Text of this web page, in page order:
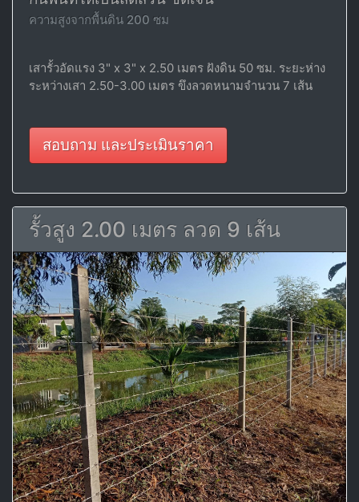
ความสูงจากพื้นดิน 200 ซม
เสารั้วอัดแรง 3" x 3" x 2.50 เมตร ฝังดิน 50 ซม. ระยะห่าง
ระหว่างเสา 2.50-3.00 เมตร ขึงลวดหนามจำนวน 7 เส้น
สอบถาม และประเมินราคา
รั้วสูง 2.00 เมตร ลวด 9 เส้น